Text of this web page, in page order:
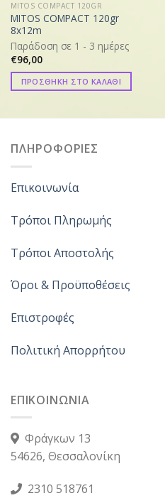
MITOS COMPACT 120GR
MITOS COMPACT 120gr
8x12m
Παράδοση σε 1 - 3 ημέρες
€96,00
ΠΡΟΣΘΗΚΗ ΣΤΟ ΚΑΛΑΘΙ
ΠΛΗΡΟΦΟΡΙΕΣ
Επικοινωνία
Τρόποι Πληρωμής
Τρόποι Αποστολής
Όροι & Προϋποθέσεις
Επιστροφές
Πολιτική Απορρήτου
ΕΠΙΚΟΙΝΩΝΙΑ
Φράγκων 13
54626, Θεσσαλονίκη
2310 518761